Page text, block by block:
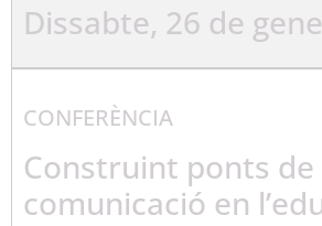
Dissabte, 26 de
CONFERÈNCIA
Construint ponts de
comunicació en